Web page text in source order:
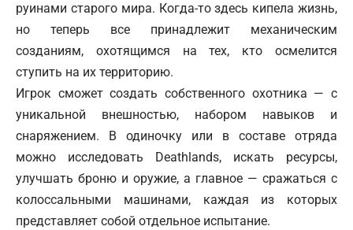
руинами старого мира. Когда-то здесь кипела жизнь,
но теперь все принадлежит механическим
созданиям, охотящимся на тех, кто осмелится
ступить на их территорию.
Игрок сможет создать собственного охотника — с
уникальной внешностью, набором навыков и
снаряжением. В одиночку или в составе отряда
можно исследовать Deathlands, искать ресурсы,
улучшать броню и оружие, а главное — сражаться с
колоссальными машинами, каждая из которых
представляет собой отдельное испытание.